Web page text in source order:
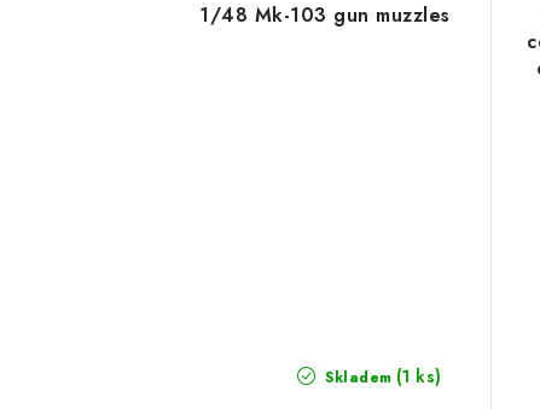
1/48 Mk-103 gun muzzles
Skladem (1 ks)